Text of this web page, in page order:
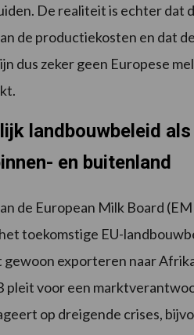
De realiteit is echter dat
de productiekosten en dat
dus zeker geen Europese
landbouwbeleid
en buitenland
de European Milk Board
toekomstige EU-
exporteren naar
pleit voor een
op dreigende crises,